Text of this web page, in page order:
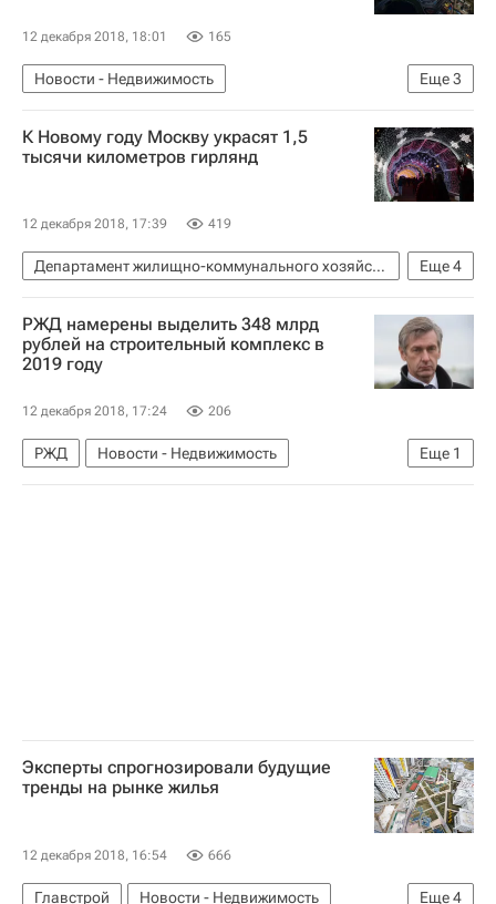
12 декабря 2018, 18:01 165
Еще3
Новости - Недвижимость
Московская область (Подмосковье)
Градостроительство
Мособлдума
К Новому году Москву украсят 1,5
тысячи километров гирлянд
12 декабря 2018, 17:39 419
Еще4
Департамент жилищно-коммунального хозяйства и благоустройства г. Москвы
Гасан Гасангаджиев
Новости - Недвижимость
Городское хозяйство Москвы
Комплекс городского хозяйства Москвы
РЖД намерены выделить 348 млрд
рублей на строительный комплекс в
2019 году
12 декабря 2018, 17:24 206
Еще 1
РЖД
Новости - Недвижимость
Строительство
Эксперты спрогнозировали будущие
тренды на рынке жилья
12 декабря 2018, 16:54 666
Еще4
Главстрой
Новости - Недвижимость